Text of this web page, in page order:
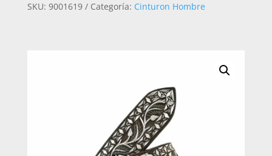
RAMEADO
SKU: 9001619 Categoría: Cinturon Hombre